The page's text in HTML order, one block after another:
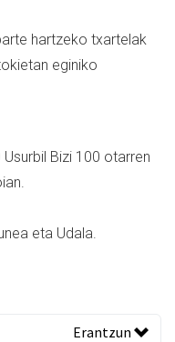
hartzeko txartelak
eginiko
Bizi 100 otarren
eta Udala.
Erantzun